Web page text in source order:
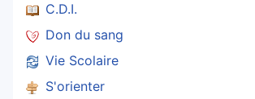
C.D.I.
Don du sang
Vie Scolaire
S'orienter